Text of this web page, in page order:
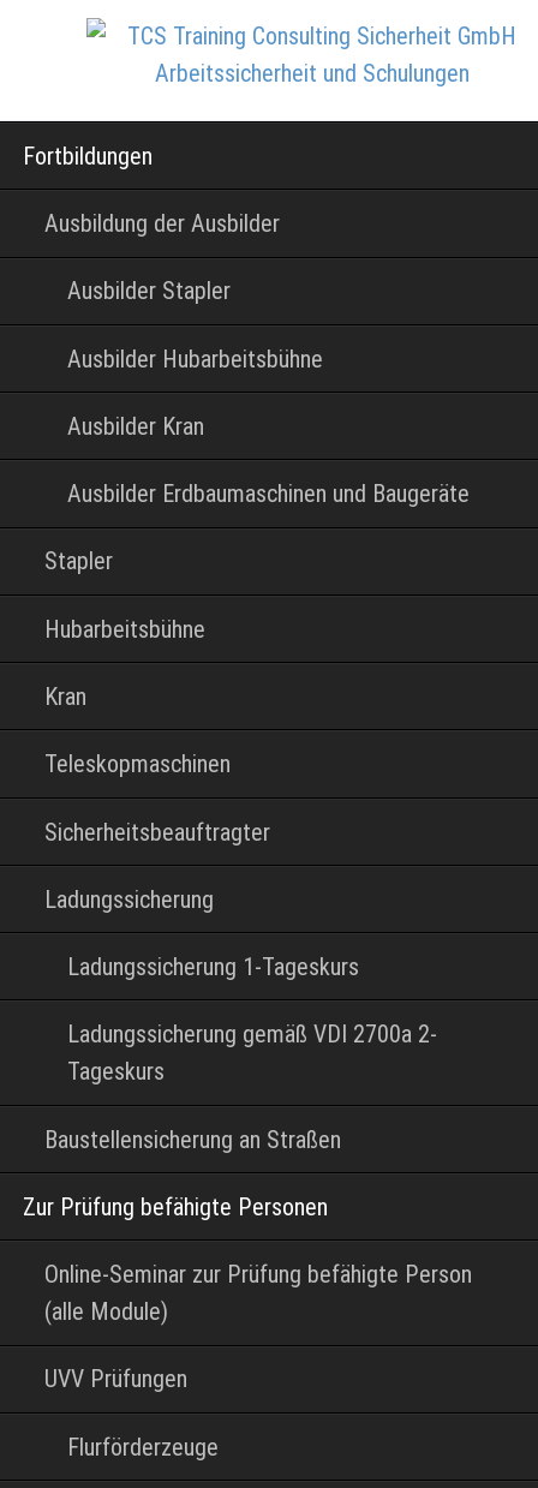
Navigation
überspringen
Fortbildungen
Ausbildung der Ausbilder
Ausbilder Stapler
Ausbilder Hubarbeitsbühne
Ausbilder Kran
Ausbilder Erdbaumaschinen und Baugeräte
Stapler
Hubarbeitsbühne
Kran
Teleskopmaschinen
Sicherheitsbeauftragter
Ladungssicherung
Ladungssicherung 1-Tageskurs
Ladungssicherung gemäß VDI 2700a 2-
Tageskurs
Baustellensicherung an Straßen
Zur Prüfung befähigte Personen
Online-Seminar zur Prüfung befähigte Person
(alle Module)
UVV Prüfungen
Flurförderzeuge